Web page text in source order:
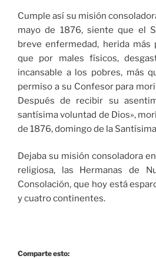
Cumple así su misión
mayo de 1876, siente que el
breve enfermedad, herida
que por males físicos,
incansable a los pobres, más
permiso a su Confesor para
Después de recibir su
santísima voluntad de Dios»,
de 1876, domingo de la
Dejaba su misión consoladora
religiosa, las Hermanas de
Consolación, que hoy está
y cuatro continentes.
Comparte esto: